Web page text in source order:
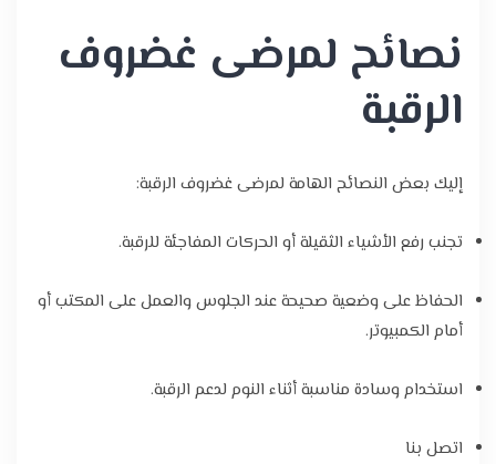
نصائح لمرضى غضروف
الرقبة
إليك بعض النصائح الهامة لمرضى غضروف الرقبة:
تجنب رفع الأشياء الثقيلة أو الحركات المفاجئة للرقبة.
الحفاظ على وضعية صحيحة عند الجلوس والعمل على المكتب أو
أمام الكمبيوتر.
استخدام وسادة مناسبة أثناء النوم لدعم الرقبة.
اتصل بنا